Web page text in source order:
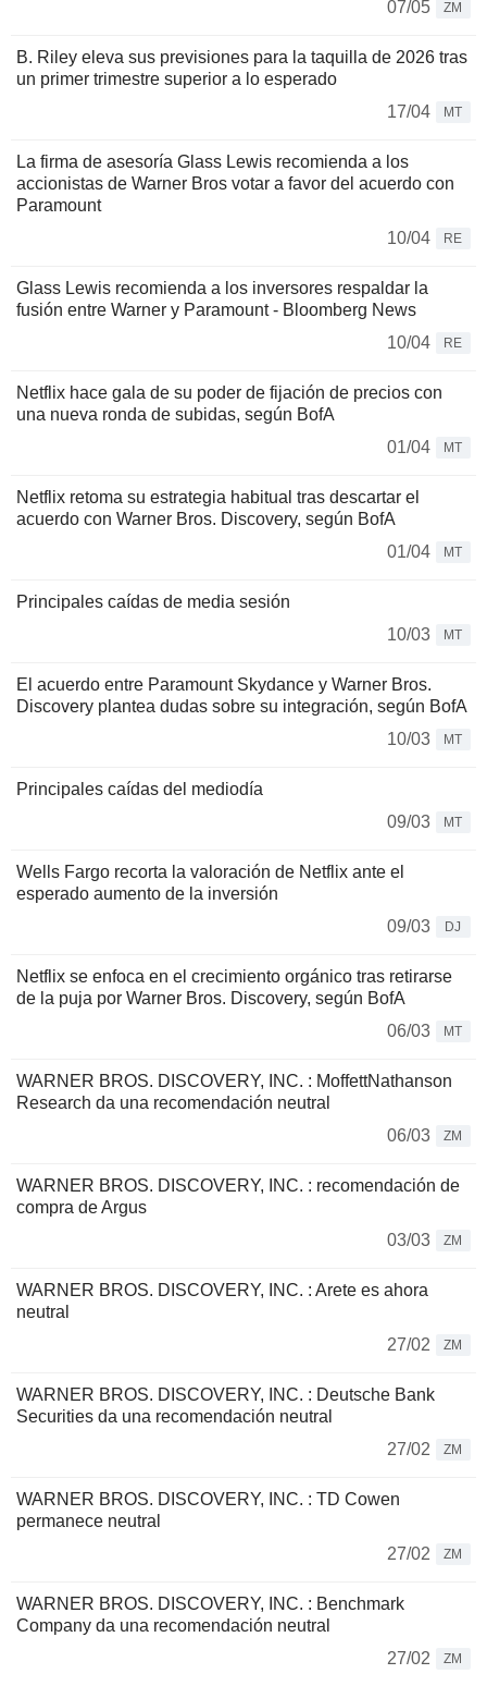
07/05 ZM
B. Riley eleva sus previsiones para la taquilla de 2026 tras
un primer trimestre superior a lo esperado
17/04
MT
La firma de asesoría Glass Lewis recomienda a los
accionistas de Warner Bros votar a favor del acuerdo con
Paramount
10/04
RE
Glass Lewis recomienda a los inversores respaldar la
fusión entre Warner y Paramount - Bloomberg News
10/04
RE
Netflix hace gala de su poder de fijación de precios con
una nueva ronda de subidas, según BofA
01/04
MT
Netflix retoma su estrategia habitual tras descartar el
acuerdo con Warner Bros. Discovery, según BofA
01/04
MT
Principales caídas de media sesión
10/03
MT
El acuerdo entre Paramount Skydance y Warner Bros.
Discovery plantea dudas sobre su integración, según BofA
10/03
MT
Principales caídas del mediodía
09/03
MT
Wells Fargo recorta la valoración de Netflix ante el
esperado aumento de la inversión
09/03
DJ
Netflix se enfoca en el crecimiento orgánico tras retirarse
de la puja por Warner Bros. Discovery, según BofA
06/03
MT
WARNER BROS. DISCOVERY, INC. : MoffettNathanson
Research da una recomendación neutral
06/03
ZM
WARNER BROS. DISCOVERY, INC. : recomendación de
compra de Argus
03/03
ZM
WARNER BROS. DISCOVERY, INC. : Arete es ahora
neutral
27/02
ZM
WARNER BROS. DISCOVERY, INC. : Deutsche Bank
Securities da una recomendación neutral
27/02
ZM
WARNER BROS. DISCOVERY, INC. : TD Cowen
permanece neutral
27/02
ZM
WARNER BROS. DISCOVERY, INC. : Benchmark
Company da una recomendación neutral
27/02
ZM